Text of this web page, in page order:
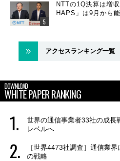
NTTの1Q決算は増
HAPS」は9月から
アクセスランキング一覧
DOWNLOAD
WHITE PAPER RANKING
世界の通信事業者33社の成長
レベルへ
［世界4473社調査］通信業
の戦略